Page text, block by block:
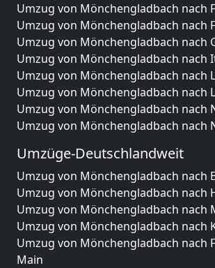
Umzug von Mönchengladbach nach
Umzug von Mönchengladbach nach
Umzug von Mönchengladbach nach
Umzug von Mönchengladbach nach
Umzug von Mönchengladbach nach
Umzug von Mönchengladbach nach
Umzug von Mönchengladbach nach
Umzug von Mönchengladbach nach
Umzüge-Deutschlandweit
Umzug von Mönchengladbach nach
Umzug von Mönchengladbach nach
Umzug von Mönchengladbach nach
Umzug von Mönchengladbach nach
Umzug von Mönchengladbach nach
Main